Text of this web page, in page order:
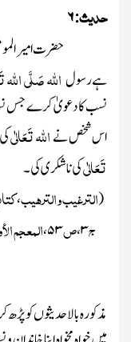
حدیث:۶
حضرت امیر
ہے رسولاللہصَلَّی اللہ
نسب کا دعویٰ کرے جس نسب
اس شخص نےاللہ تَعَالٰی
تَعَالٰیکی ناشکری کی۔
(الترغیب والترہیب،
ج۳،ص۵۳،المعجم
مذکورہ بالا حدیثوں کو